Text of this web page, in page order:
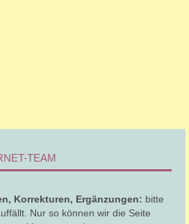
TEAM
Korrekturen, Ergänzungen: bitte
Nur so können wir die Seite